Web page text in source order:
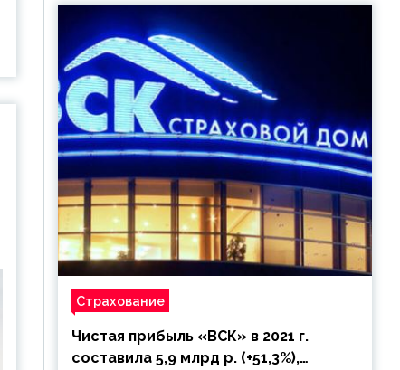
Страхование
Чистая прибыль «ВСК» в 2021 г.
составила 5,9 млрд р. (+51,3%),